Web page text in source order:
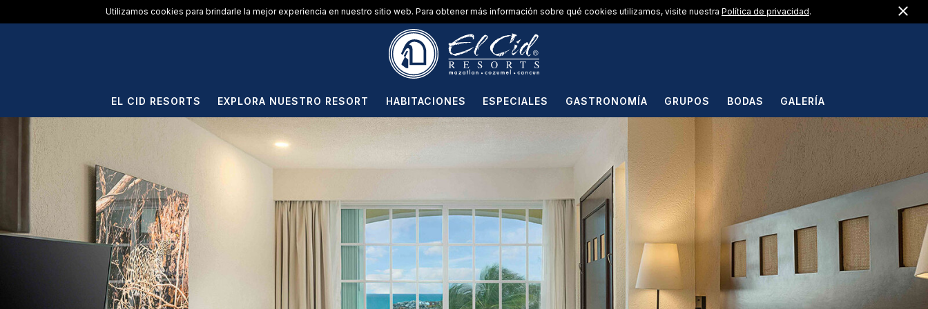
Utilizamos cookies para brindarle la mejor experiencia en nuestro sitio web. Para obtener más información sobre qué cookies utilizamos, visite nuestra Política de privacidad.
Resorts/Hotel Marina El Cid Spa & Beach Resort US +1 (866) 823-0099
EL CID RESORTS EXPLORA NUESTRO RESORT HABITACIONES ESPECIALES GASTRONOMÍA GRUPOS BODAS GALERÍA